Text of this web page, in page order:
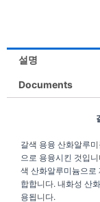
설명
Documents
갈색 용융 산화알루
으로 용융시킨 것입
색 산화알루미늄으로
합합니다. 내화성 산
용됩니다.